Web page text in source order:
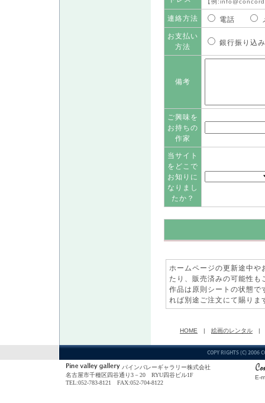
【例
連絡方法 電話
お支払い
方法
銀行振り
備考
ご興味を
お持ちの
作家
当サイト
をどこで
お知りに
なりまし
たか？
ホームページの更新途中や
たり、販売済みの可能性
作品は原則シートの状態で
れば別途ご注文にて賜りま
HOME | 絵画のレンタル
パインバレーギャラリー株式会社
名古屋市千種区四谷通り3－20 RYU四谷ビル1F
TEL:052-783-8121 FAX:052-704-8122
E-